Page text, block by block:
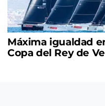
Máxima igualdad
Copa del Rey de